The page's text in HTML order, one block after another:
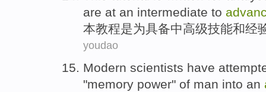
are at an intermediate to
本教程是为具备中高级技能和经
youdao
Modern scientists have
"memory power" of man into an